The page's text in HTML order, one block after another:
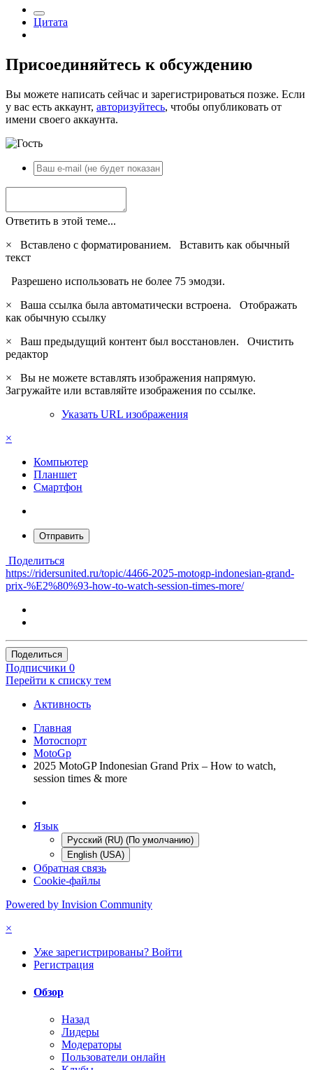
Цитата
Присоединяйтесь к обсуждению
Вы можете написать сейчас и зарегистрироваться позже. Если
у вас есть аккаунт, авторизуйтесь, чтобы опубликовать от
имени своего аккаунта.
Ответить в этой теме...
×
Вставлено с форматированием. Вставить как обычный
текст
Разрешено использовать не более 75 эмодзи.
×
Ваша ссылка была автоматически встроена. Отображать
как обычную ссылку
×
Ваш предыдущий контент был восстановлен. Очистить
редактор
×
Вы не можете вставлять изображения напрямую.
Загружайте или вставляйте изображения по ссылке.
Указать URL изображения
×
Компьютер
Планшет
Смартфон
Отправить
Поделиться
https://ridersunited.ru/topic/4466-2025-motogp-indonesian-grand-
prix-%E2%80%93-how-to-watch-session-times-more/
Поделиться
Подписчики 0
Перейти к списку тем
Активность
Главная
Мотоспорт
MotoGp
2025 MotoGP Indonesian Grand Prix – How to watch,
session times & more
Язык
Русский (RU) (По умолчанию)
English (USA)
Обратная связь
Cookie-файлы
Powered by Invision Community
×
Уже зарегистрированы? Войти
Регистрация
Обзор
Назад
Лидеры
Модераторы
Пользователи онлайн